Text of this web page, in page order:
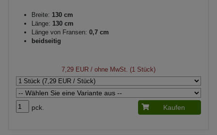
Breite: 130 cm
Länge: 130 cm
Länge von Fransen: 0,7 cm
beidseitig
7,29 EUR / ohne MwSt. (1 Stück)
pck. Kaufen